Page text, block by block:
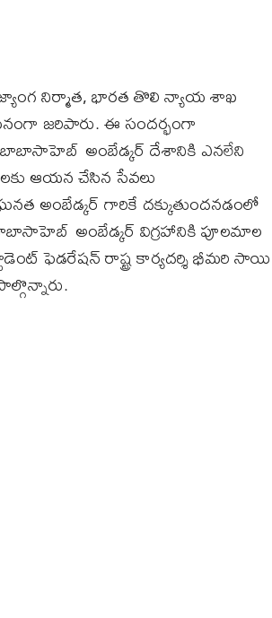
నిర్మాత, భారత తొలి న్యాయ శాఖ
జరిపారు. ఈ సందర్భంగా
బాబాసాహెబ్ అంబేడ్కర్ దేశానికి ఎనలేని
ఆయన చేసిన సేవలు
అంబేడ్కర్ గారికే దక్కుతుందనడంలో
అంబేడ్కర్ విగ్రహానికి పూలమాల
ఫెడరేషన్ రాష్ట్ర కార్యదర్శి భీమరి సాయి